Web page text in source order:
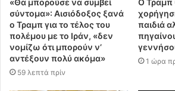
σύντομα»: Αισιόδοξος ξανά
ο Τραμπ για το τέλος του
πολέμου με το Ιράν, «δεν
νομίζω ότι μπορούν ν’
αντέξουν πολύ ακόμα»
59 λεπτά πρίν
παιδιά
1 ώρα